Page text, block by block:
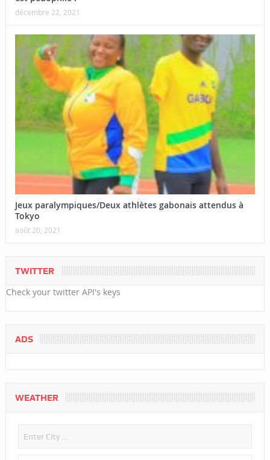
décembre 22, 2021
Jeux paralympiques/Deux athlètes gabonais attendus à
Tokyo
août 20, 2021
TWITTER
Check your twitter API's keys
ADS
WEATHER